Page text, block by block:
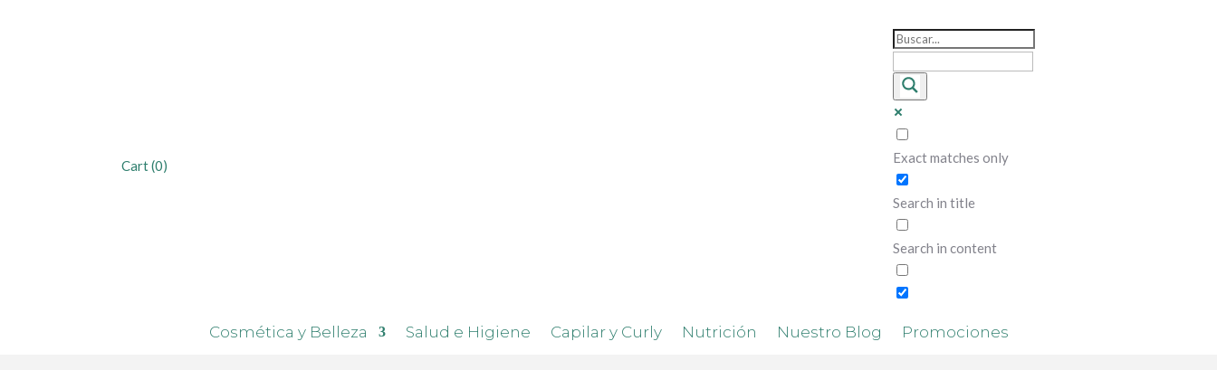
Cart(0) Exact matches only
Search in title
Search in content
Cosmética y Belleza Salud e Higiene Capilar y Curly Nutrición Nuestro Blog Promociones